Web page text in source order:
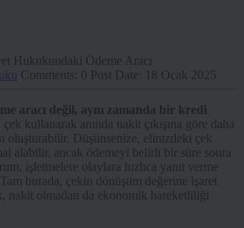
Comments: 0 Post Date: 18 Ocak 2025
aracı değil, aynı zamanda bir kredi
kullanarak anında nakit çıkışına göre daha
oluşturabilir. Düşünsenize, elinizdeki çek
alabilir, ancak ödemeyi belirli bir süre sonra
işletmelere olaylara hızlıca yanıt verme
burada, çekin dönüşüm değerine işaret
nakit olmadan da ekonomik hareketliliği